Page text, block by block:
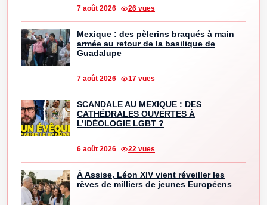
7 août 2026 26 vues
Mexique : des pèlerins braqués à main
armée au retour de la basilique de
Guadalupe
7 août 2026 17 vues
SCANDALE AU MEXIQUE : DES
CATHÉDRALES OUVERTES À
L’IDÉOLOGIE LGBT ?
6 août 2026 22 vues
À Assise, Léon XIV vient réveiller les
rêves de milliers de jeunes Européens